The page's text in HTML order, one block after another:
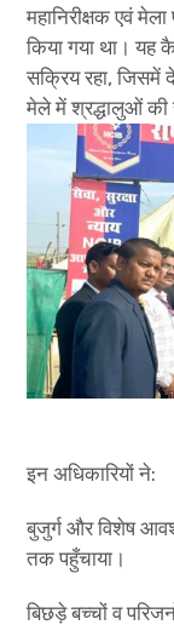
महानिरीक्षक एवं मेला
किया गया था। यह
सक्रिय रहा,
मेले में श्रद्धालुओं की
इन अधिकारियों ने:
बुजुर्ग और विशेष
तक पहुँचाया।
बिछड़े बच्चों व